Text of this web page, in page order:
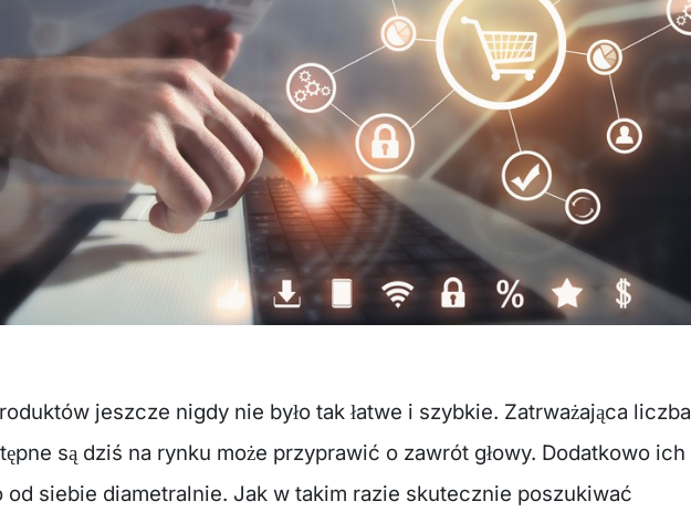
jeszcze nigdy nie było tak łatwe i szybkie. Zatrważająca liczba
są dziś na rynku może przyprawić o zawrót głowy. Dodatkowo ich
od siebie diametralnie. Jak w takim razie skutecznie poszukiwać